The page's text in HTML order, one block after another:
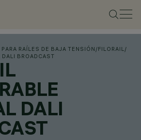
RAÍLES DE BAJA TENSIÓN /FILORAIL/
BROADCAST
DALI